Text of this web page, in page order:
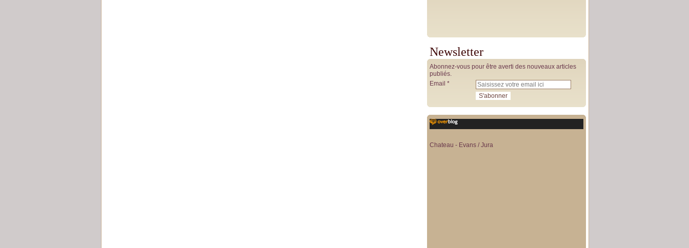
Newsletter
Abonnez-vous pour être averti des nouveaux articles
publiés.
Email
Chateau - Evans / Jura